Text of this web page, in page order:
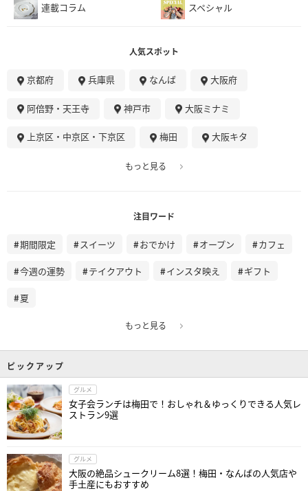
連載コラム スペシャル
人気スポット
京都府 兵庫県 なんば 大阪府
阿倍野・天王寺 神戸市 大阪ミナミ
上京区・中京区・下京区 梅田 大阪キタ
もっと見る
注目ワード
期間限定 スイーツ おでかけ オープン カフェ
今週の運勢 テイクアウト インスタ映え ギフト
夏
もっと見る
ピックアップ
グルメ
女子会ランチは梅田で！おしゃれ＆ゆっくりできる人気レ
ストラン9選
グルメ
大阪の絶品シュークリーム8選！梅田・なんばの人気店や
手土産にもおすすめ